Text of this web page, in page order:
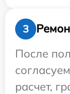
3
После
расчет,